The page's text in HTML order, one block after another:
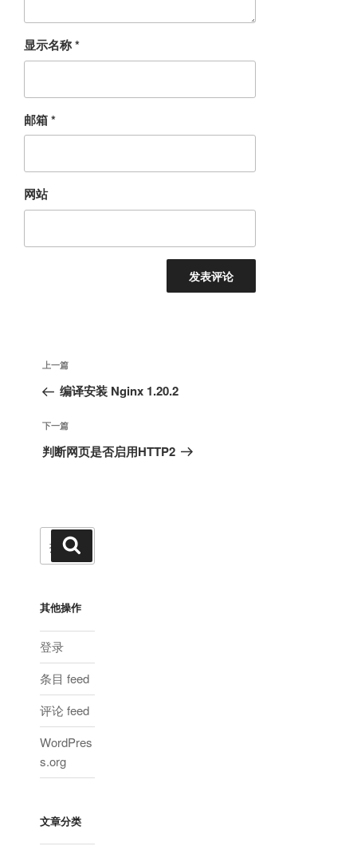
显示名称*
邮箱*
网站
上
一
文
章
上一篇
编译安装 Nginx 1.20.2
下
一
下一篇
判断网页是否启用HTTP2
索：
其他操作
登录
条目 feed
评论 feed
WordPres
s.org
文章分类